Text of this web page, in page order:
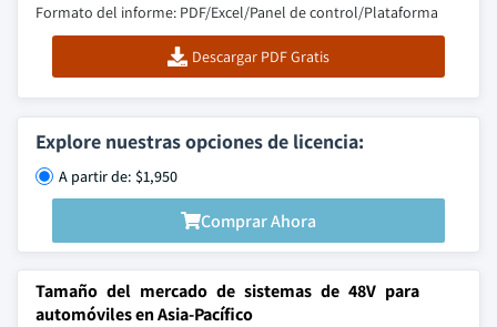
Formato del informe: PDF/Excel/Panel de control/Plataforma
Descargar PDF Gratis
Explore nuestras opciones de licencia:
A partir de: $1,950
Comprar Ahora
Tamaño del mercado de sistemas de 48V para
automóviles en Asia-Pacífico